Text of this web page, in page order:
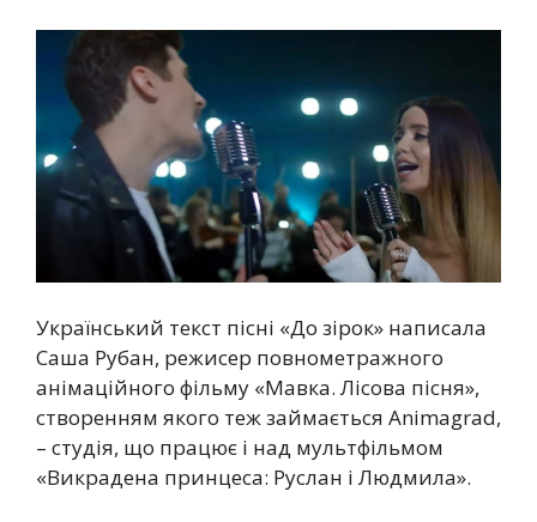
Український текст пісні «До зірок» написала
Саша Рубан, режисер повнометражного
анімаційного фільму «Мавка. Лісова пісня»,
створенням якого теж займається Animagrad,
– студія, що працює і над мультфільмом
«Викрадена принцеса: Руслан і Людмила».